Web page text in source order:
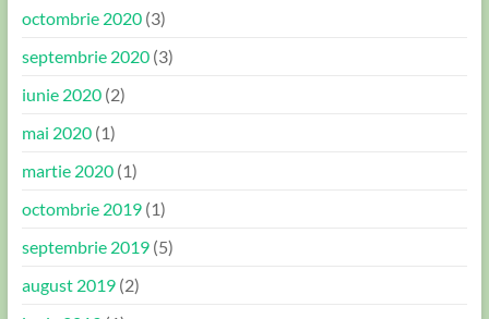
octombrie 2020(3)
septembrie 2020(3)
iunie 2020(2)
mai 2020(1)
martie 2020(1)
octombrie 2019(1)
septembrie 2019(5)
august 2019(2)